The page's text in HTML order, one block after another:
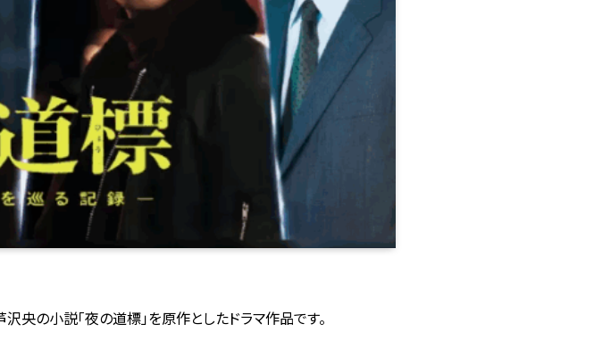
央の小説「夜の道標」を原作としたドラマ作品です。